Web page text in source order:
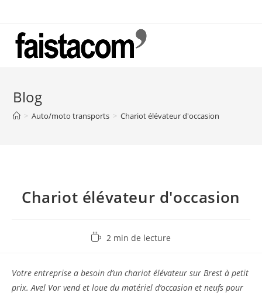
content
Blog
> Auto/moto transports > Chariot élévateur d'occasion
Chariot élévateur d'occasion
Temps2 min de lecture
Votre entreprise a besoin d’un chariot élévateur sur Brest à petit
prix. Avel Vor vend et loue du matériel d’occasion et neufs pour